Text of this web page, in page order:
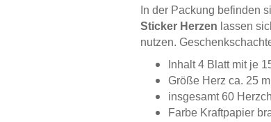
In der Packung befinden
Sticker Herzen lassen
nutzen.
Inhalt 4 Blatt mit je
Größe Herz ca. 25
insgesamt 60
Farbe Kraftpapier